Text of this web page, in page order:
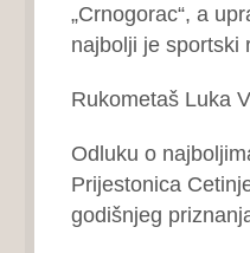
„Crnogorac“, a
najbolji je sportski
Rukometaš Luka
Odluku o
Prijestonica
godišnjeg